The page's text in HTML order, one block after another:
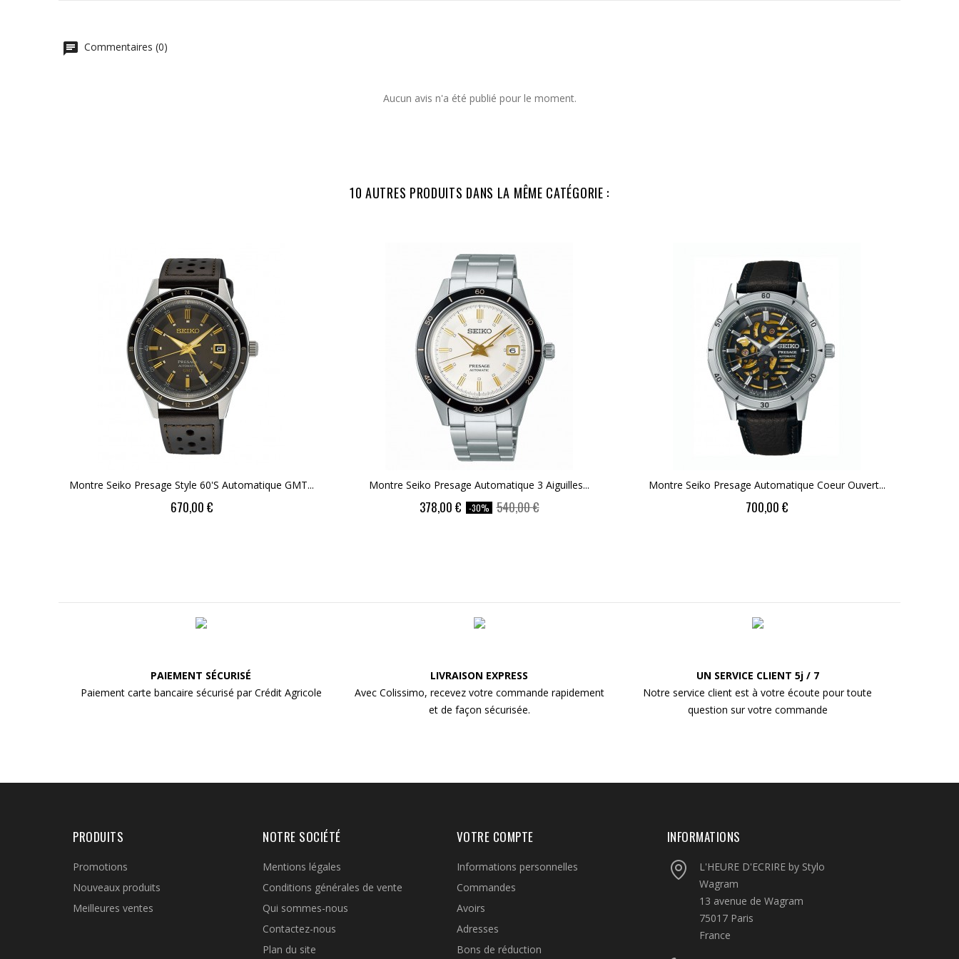
Commentaires (0)
Aucun avis n'a été publié pour le moment.
10 AUTRES PRODUITS DANS LA MÊME CATÉGORIE :
Montre Seiko Presage Style 60's Automatique GMT...
Price
670,00 €
Montre Seiko Presage Automatique 3 Aiguilles...
Price
378,00 € Regular
-30% 540,00 €
Montre Seiko Presage Automatique Coeur Ouvert...
Price
700,00 €
PAIEMENT SÉCURISÉ
Paiement carte bancaire sécurisé par Crédit Agricole
LIVRAISON EXPRESS
Avec Colissimo, recevez votre commande rapidement
et de façon sécurisée.
UN SERVICE CLIENT 5j / 7
Notre service client est à votre écoute pour toute
question sur votre commande
PRODUITS
Promotions
Nouveaux produits
Meilleures ventes
NOTRE SOCIÉTÉ
Mentions légales
Conditions générales de vente
Qui sommes-nous
Contactez-nous
Plan du site
VOTRE COMPTE
Informations personnelles
Commandes
Avoirs
Adresses
Bons de réduction
INFORMATIONS
L'HEURE D'ECRIRE by Stylo
Wagram
13 avenue de Wagram
75017 Paris
France